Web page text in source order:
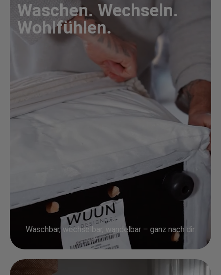
Waschen. Wechseln.
Wohlfühlen.
Waschbar, wechselbar, wandelbar – ganz nach dir.